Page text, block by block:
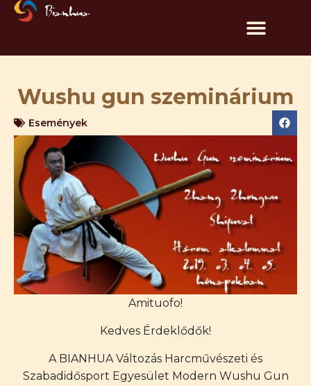
Wushu gun szeminárium
Események
Amituofo!
Kedves Érdeklődők!
A BIANHUA Változás Harcművészeti és
Szabadidősport Egyesület Modern Wushu Gun